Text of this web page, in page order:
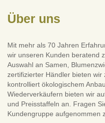
Über uns
Mit mehr als 70 Jahren
wir unseren Kunden beratend
Auswahl an Samen,
zertifizierter Händler bieten
kontrolliert ökologischem
Wiederverkäufern bieten wir
und Preisstaffeln an. Fragen
Kundengruppe aufgenommen